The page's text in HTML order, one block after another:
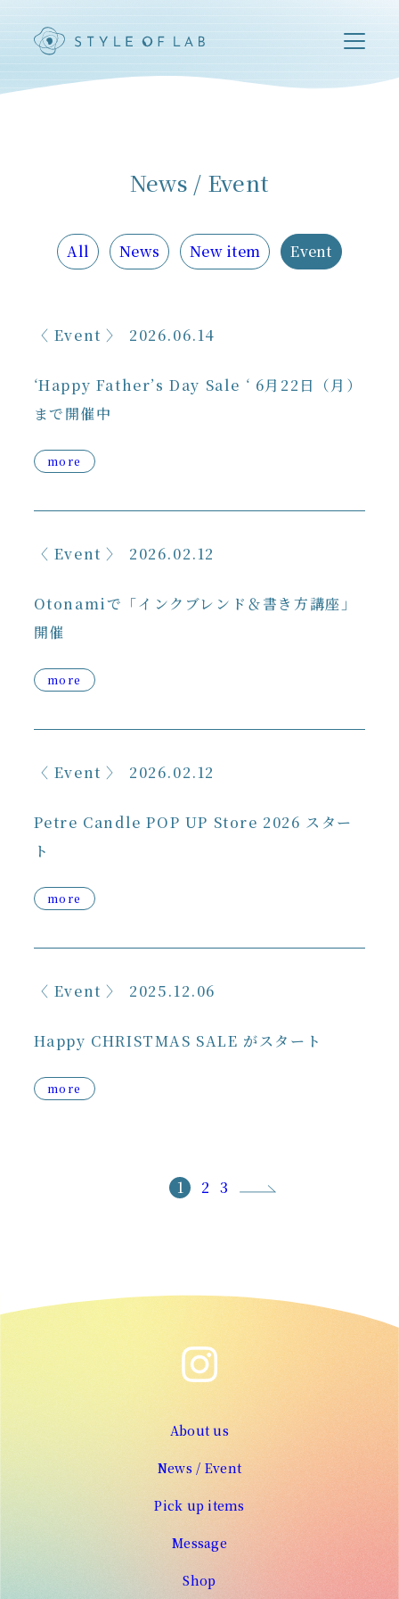
News / Event
All News New item Event
Event 2026.06.14
‘Happy Father’s Day Sale ‘ 6月22日（月）
まで開催中
more
Event 2026.02.12
Otonamiで「インクブレンド＆書き方講座」
開催
more
Event 2026.02.12
Petre Candle POP UP Store 2026 スター
ト
more
Event 2025.12.06
Happy CHRISTMAS SALE がスタート
more
1 2 3
About us
News / Event
Pick up items
Message
Shop